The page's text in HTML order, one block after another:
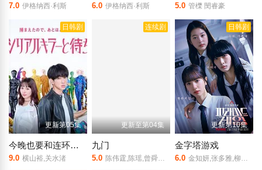
7.0 伊格纳西·利斯 6.0 伊格纳西·利斯 5.0 管櫟 閔睿豪
日韩剧
更新第05集
今晚也要和连环杀手约会
9.0 横山裕,关水渚
连续剧
更新至第04集
九门
5.0 陈伟霆,陈瑶,曾舜晞,王茂蕾,王奕婷,李乃文,释小龙,应灏铭,季肖冰,胡耘豪,徐正溪,章涛,王祖一,刘畅,杨钧丞,杨昊博,陈鸿锦,吴圣麒,林秋楠,扈帷,雷丰瑞
日韩剧
更新第10集
金字塔游戏
6.0 金知妍,张多雅,柳多彬,姜娜延,丁夏潭,申涩琪,河律莉